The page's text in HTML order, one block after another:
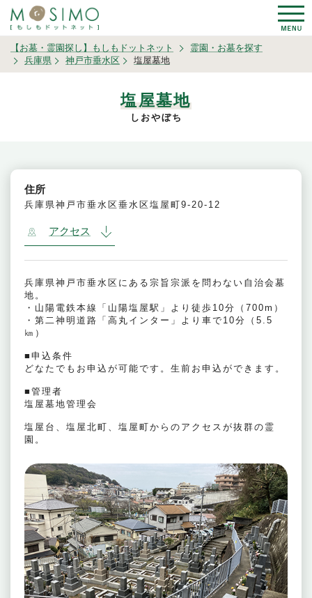
【お墓・霊園探し】もしもドットネット
霊園・お墓を探す
兵庫県
神戸市垂水区 塩屋墓地
塩屋墓地
しおやぼち
住所
兵庫県神戸市垂水区垂水区塩屋町9-20-12
アクセス
兵庫県神戸市垂水区にある宗旨宗派を問わない自治会墓
地。
・山陽電鉄本線「山陽塩屋駅」より徒歩10分（700m）
・第二神明道路「高丸インター」より車で10分（5.5
㎞）
■申込条件
どなたでもお申込が可能です。生前お申込ができます。
■管理者
塩屋墓地管理会
塩屋台、塩屋北町、塩屋町からのアクセスが抜群の霊
園。